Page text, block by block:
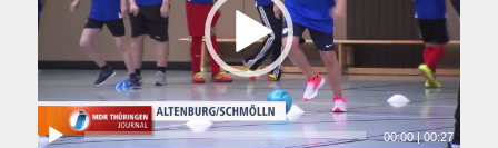
00:00|00:27